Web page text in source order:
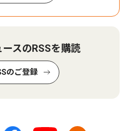
スのRSSを購読
のご登録